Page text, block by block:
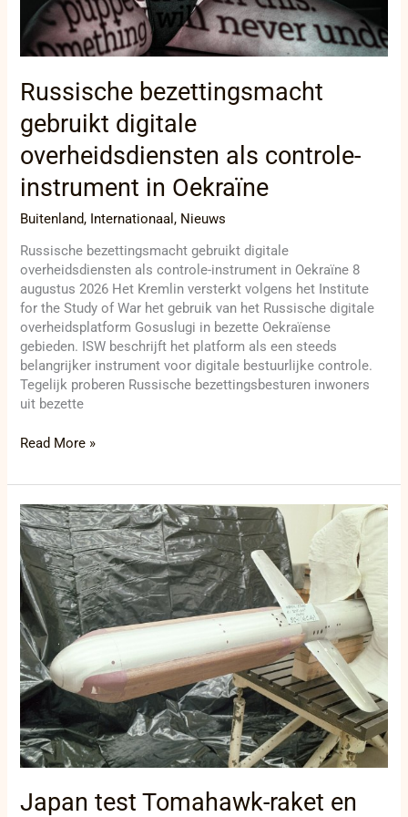
Russische bezettingsmacht
gebruikt digitale
overheidsdiensten als controle-
instrument in Oekraïne
Buitenland, Internationaal , Nieuws
Russische bezettingsmacht gebruikt digitale
overheidsdiensten als controle-instrument in Oekraïne 8
augustus 2026 Het Kremlin versterkt volgens het Institute
for the Study of War het gebruik van het Russische digitale
overheidsplatform Gosuslugi in bezette Oekraïense
gebieden. ISW beschrijft het platform als een steeds
belangrijker instrument voor digitale bestuurlijke controle.
Tegelijk proberen Russische bezettingsbesturen inwoners
uit bezette
Read More »
Japan test Tomahawk-raket en
Japan
test
Tomahawk-
raket
en
versterkt
verdediging
tegenover
groeiende
Chinese
druk